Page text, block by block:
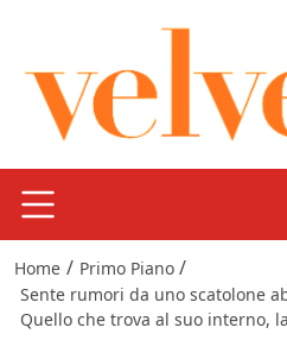
Home / Primo Piano /
Sente rumori da uno scatolone
Quello che trova al suo interno,